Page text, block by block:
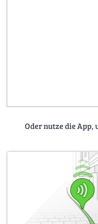
Oder nutze die App,